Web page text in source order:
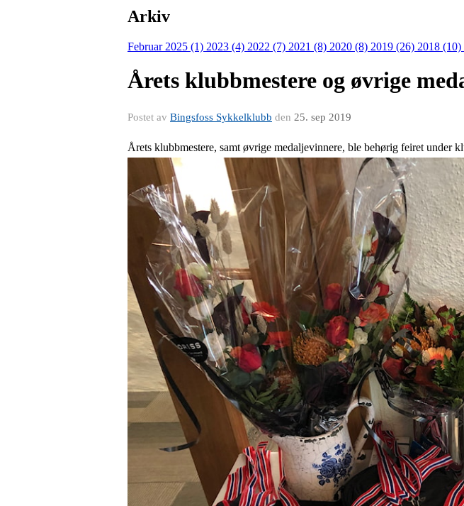
Arkiv
Februar 2025 (1) 2023 (4) 2022 (7) 2021 (8) 2020 (8) 2019 (26) 2018 (10)
Årets klubbmestere og øvrige
Postet av Bingsfoss Sykkelklubb den 25. sep 2019
Årets klubbmestere, samt øvrige medaljevinnere, ble behørig feiret under